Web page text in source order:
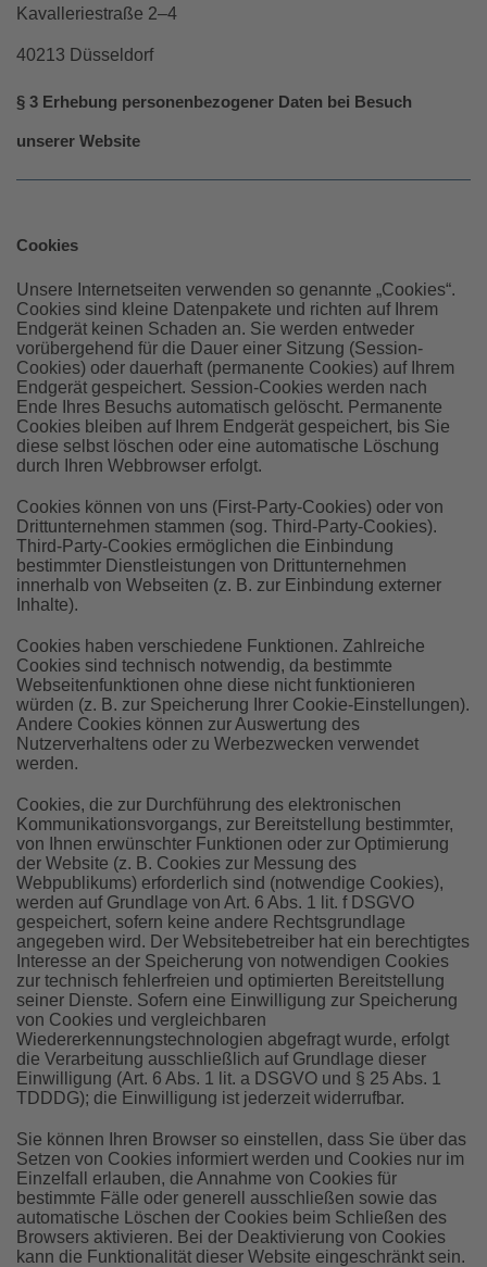
Kavalleriestraße 2–4
40213 Düsseldorf
§ 3 Erhebung personenbezogener Daten bei Besuch
unserer Website
Cookies
Unsere Internetseiten verwenden so genannte „Cookies“.
Cookies sind kleine Datenpakete und richten auf Ihrem
Endgerät keinen Schaden an. Sie werden entweder
vorübergehend für die Dauer einer Sitzung (Session-
Cookies) oder dauerhaft (permanente Cookies) auf Ihrem
Endgerät gespeichert. Session-Cookies werden nach
Ende Ihres Besuchs automatisch gelöscht. Permanente
Cookies bleiben auf Ihrem Endgerät gespeichert, bis Sie
diese selbst löschen oder eine automatische Löschung
durch Ihren Webbrowser erfolgt.
Cookies können von uns (First-Party-Cookies) oder von
Drittunternehmen stammen (sog. Third-Party-Cookies).
Third-Party-Cookies ermöglichen die Einbindung
bestimmter Dienstleistungen von Drittunternehmen
innerhalb von Webseiten (z. B. zur Einbindung externer
Inhalte).
Cookies haben verschiedene Funktionen. Zahlreiche
Cookies sind technisch notwendig, da bestimmte
Webseitenfunktionen ohne diese nicht funktionieren
würden (z. B. zur Speicherung Ihrer Cookie-Einstellungen).
Andere Cookies können zur Auswertung des
Nutzerverhaltens oder zu Werbezwecken verwendet
werden.
Cookies, die zur Durchführung des elektronischen
Kommunikationsvorgangs, zur Bereitstellung bestimmter,
von Ihnen erwünschter Funktionen oder zur Optimierung
der Website (z. B. Cookies zur Messung des
Webpublikums) erforderlich sind (notwendige Cookies),
werden auf Grundlage von Art. 6 Abs. 1 lit. f DSGVO
gespeichert, sofern keine andere Rechtsgrundlage
angegeben wird. Der Websitebetreiber hat ein berechtigtes
Interesse an der Speicherung von notwendigen Cookies
zur technisch fehlerfreien und optimierten Bereitstellung
seiner Dienste. Sofern eine Einwilligung zur Speicherung
von Cookies und vergleichbaren
Wiedererkennungstechnologien abgefragt wurde, erfolgt
die Verarbeitung ausschließlich auf Grundlage dieser
Einwilligung (Art. 6 Abs. 1 lit. a DSGVO und § 25 Abs. 1
TDDDG); die Einwilligung ist jederzeit widerrufbar.
Sie können Ihren Browser so einstellen, dass Sie über das
Setzen von Cookies informiert werden und Cookies nur im
Einzelfall erlauben, die Annahme von Cookies für
bestimmte Fälle oder generell ausschließen sowie das
automatische Löschen der Cookies beim Schließen des
Browsers aktivieren. Bei der Deaktivierung von Cookies
kann die Funktionalität dieser Website eingeschränkt sein.